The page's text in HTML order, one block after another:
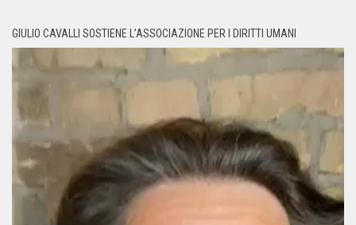
GIULIO CAVALLI SOSTIENE L’ASSOCIAZIONE PER I DIRITTI UMANI
Player